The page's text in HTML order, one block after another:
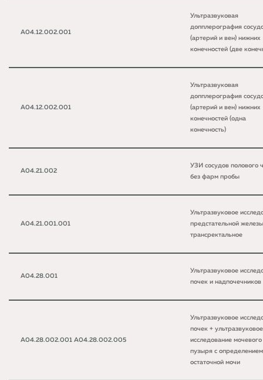
A04.12.002.001
Ультразвуковая
допплерография
(артерий и вен) нижних
конечностей (две
A04.12.002.001
Ультразвуковая
допплерография
(артерий и вен) нижних
конечностей (одна
конечность)
A04.21.002
УЗИ сосудов полового
без фарм пробы
A04.21.001.001
Ультразвуковое
предстательной железы
трансректальное
A04.28.001
Ультразвуковое
почек и надпочечников
A04.28.002.001 A04.28.002.005
Ультразвуковое
почек + ультразвуковое
исследование мочевого
пузыря с определением
остаточной мочи